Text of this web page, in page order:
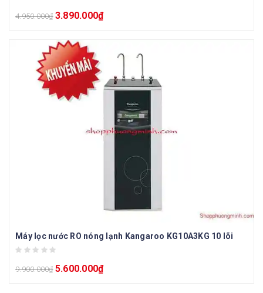
4.950.000₫ 3.890.000₫
Máy lọc nước RO nóng lạnh Kangaroo KG10A3KG 10 lõi
9.900.000₫ 5.600.000₫